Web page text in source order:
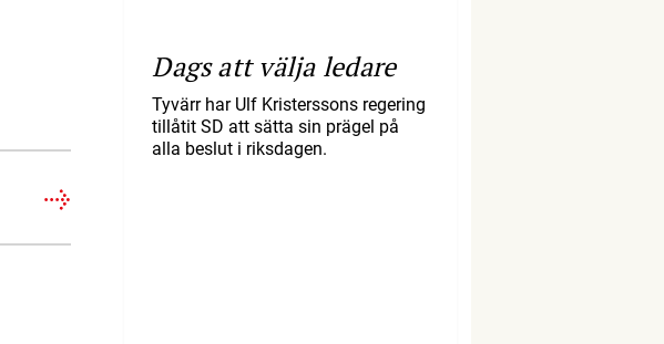
Dags att välja ledare
Tyvärr har Ulf Kristerssons regering
tillåtit SD att sätta sin prägel på
alla beslut i riksdagen.